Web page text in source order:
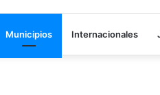
Municipios Internacionales